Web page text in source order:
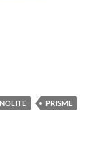
Tower, USA
PRISME